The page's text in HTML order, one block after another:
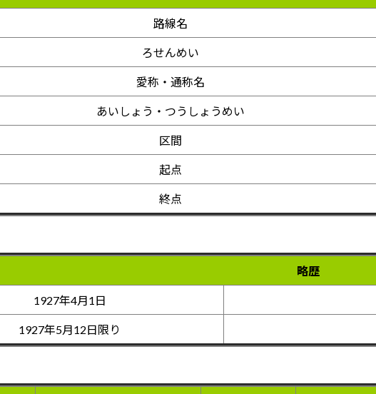
路線名
ろせんめい
愛称・通称名
あいしょう・つうしょうめい
区間
起点
終点
略歴
1927年4月1日
1927年5月12日限り